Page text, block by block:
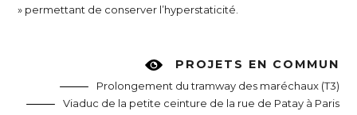
» permettant de conserver l’hyperstaticité.
PROJETS EN COMMUN
Prolongement du tramway des maréchaux (T3)
Viaduc de la petite ceinture de la rue de Patay à Paris